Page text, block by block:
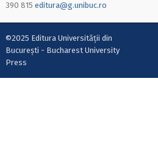
390 815 editura@g.unibuc.ro
©2025 Editura Universității din
București - Bucharest University
Press